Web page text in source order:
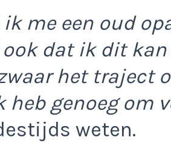
me een oud
dat ik dit kan
het traject
genoeg om
weten.